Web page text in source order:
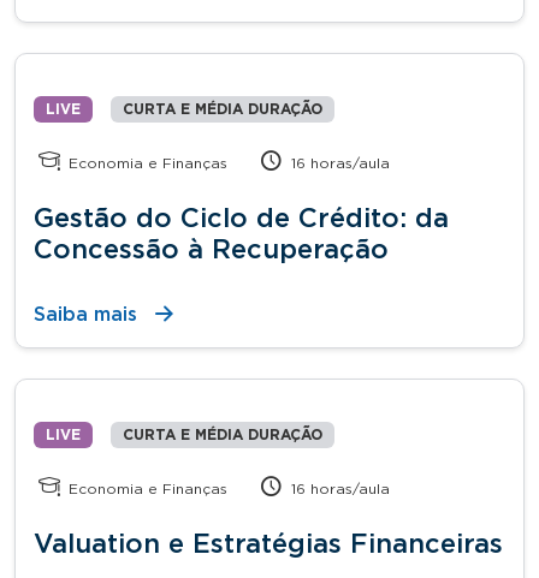
LIVE CURTA E MÉDIA DURAÇÃO
Economia e Finanças 16 horas/aula
Gestão do Ciclo de Crédito: da
Concessão à Recuperação
Saiba mais
LIVE CURTA E MÉDIA DURAÇÃO
Economia e Finanças 16 horas/aula
Valuation e Estratégias Financeiras